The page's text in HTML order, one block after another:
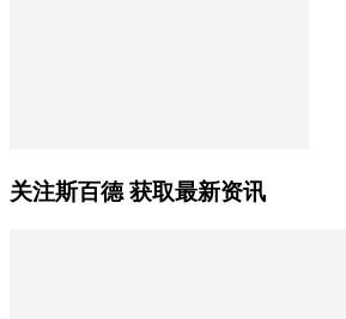
关注斯百德 获取最新资讯